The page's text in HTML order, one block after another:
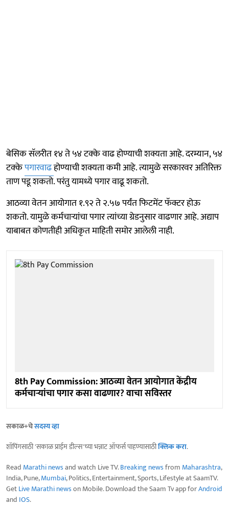
बेसिक सॅलरीत १४ ते ५४ टक्के वाढ होण्याची शक्यता आहे. दरम्यान, ५४
टक्केपगारवाढहोण्याची शक्यता कमी आहे. त्यामुळे सरकारवर अतिरिक्त
ताण पडू शकतो. परंतु यामध्ये पगार वाढू शकतो.
आठव्या वेतन आयोगात १.९२ ते २.५७ पर्यंत फिटमेंट फॅक्टर होऊ
शकतो. यामुळे कर्मचाऱ्यांचा पगार त्यांच्या ग्रेडनुसार वाढणार आहे. अद्याप
याबाबत कोणतीही अधिकृत माहिती समोर आलेली नाही.
8th Pay Commission: आठव्या वेतन आयोगात केंद्रीय
कर्मचाऱ्यांचा पगार कसा वाढणार? वाचा सविस्तर
सकाळ+चेसदस्य व्हा
शॉपिंगसाठी 'सकाळ प्राईम डील्स'च्या भन्नाट ऑफर्स पाहण्यासाठीक्लिक करा.
Read Marathi newsand watch Live TV.Breaking newsfrom Maharashtra,
India, Pune,Mumbai, Politics, Entertainment, Sports, Lifestyle at SaamTV.
GetLive Marathi newson Mobile. Download the Saam Tv app forAndroid
and IOS.